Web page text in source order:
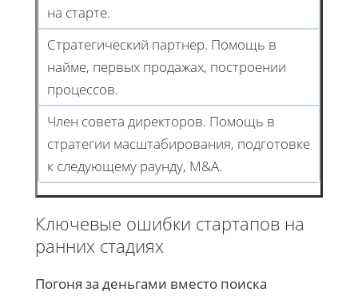
на старте.
Стратегический партнер. Помощь в
найме, первых продажах, построении
процессов.
Член совета директоров. Помощь в
стратегии масштабирования, подготовке
к следующему раунду, M&A.
Ключевые ошибки стартапов на
ранних стадиях
Погоня за деньгами вместо поиска